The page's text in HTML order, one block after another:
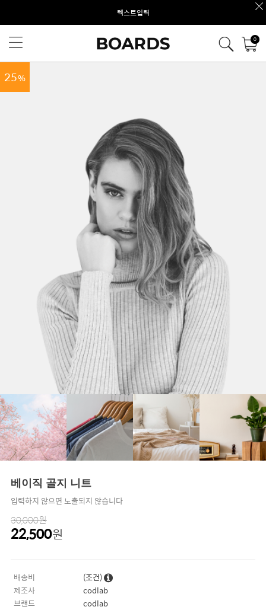
텍스트입력
0
25%
베이직 골지 니트
입력하지 않으면 노출되지 않습니다
30,000원
22,500원
배송비
(조건)
제조사
codlab
브랜드
codlab